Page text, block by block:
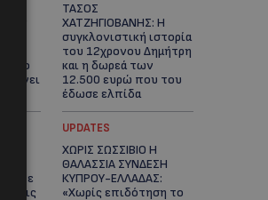
λιώνει
ΤΑΣΟΣ
ΧΑΤΖΗΓΙΟΒΑΝΗΣ: Η
συγκλονιστική ιστορία
του 12χρονου Δημήτρη
και η δωρεά των
12.500 ευρώ που του
έδωσε ελπίδα
πότε
έχεις
UPDATES
ΧΩΡΙΣ ΣΩΣΣΙΒΙΟ Η
ΘΑΛΑΣΣΙΑ ΣΥΝΔΕΣΗ
ΚΥΠΡΟΥ-ΕΛΛΑΔΑΣ:
«Χωρίς επιδότηση το